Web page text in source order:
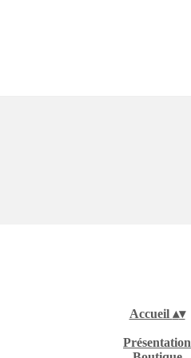
Accueil ▴▾
Présentation